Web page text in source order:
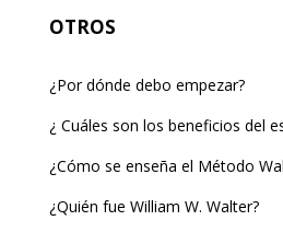
OTROS
¿Por dónde debo empezar?
¿ Cuáles son los beneficios del
¿Cómo se enseña el Método
¿Quién fue William W. Walter?